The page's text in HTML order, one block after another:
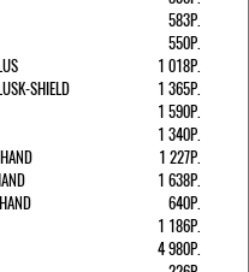
583Р.
550Р.
1 018Р.
SHIELD
1 365Р.
1 590Р.
1 340Р.
1 227Р.
1 638Р.
640Р.
1 186Р.
4 980Р.